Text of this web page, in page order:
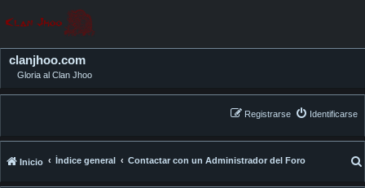
clanjhoo.com
Gloria al Clan Jhoo
Identificarse
Registrarse
Inicio Índice general Contactar con un Administrador del Foro